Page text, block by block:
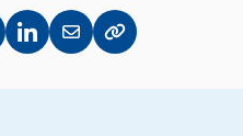
Twitterissä
Jaa LinkedInissä
Jaa sähköpostitse
Kopioi linkki